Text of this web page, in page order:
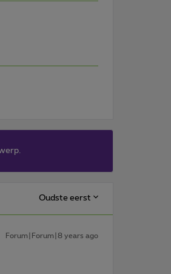
Oudste eerst
Forum|Forum|8 years ago